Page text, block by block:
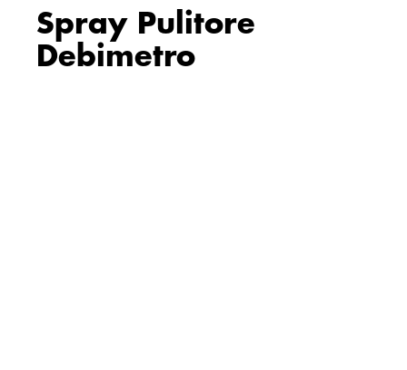
Spray Pulitore
Debimetro